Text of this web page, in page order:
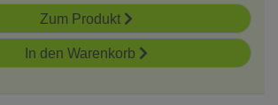
Zum Produkt
In den Warenkorb